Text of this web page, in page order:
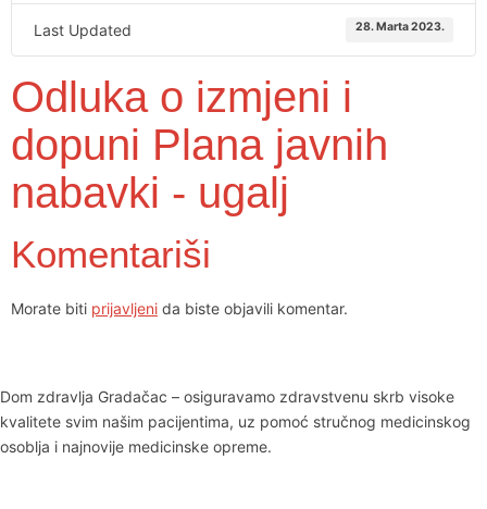
Last Updated 28. Marta 2023.
Odluka o izmjeni i
dopuni Plana javnih
nabavki - ugalj
Komentariši
Morate biti prijavljeni da biste objavili komentar.
Dom zdravlja Gradačac – osiguravamo zdravstvenu skrb visoke
kvalitete svim našim pacijentima, uz pomoć stručnog medicinskog
osoblja i najnovije medicinske opreme.